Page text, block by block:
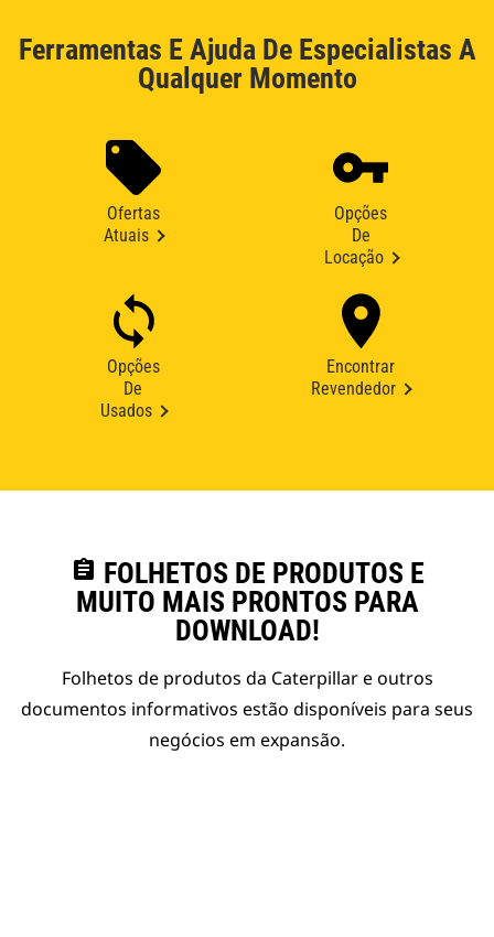
Ferramentas E Ajuda De Especialistas A
Qualquer Momento
Ofertas
Atuais
Opções
De
Locação
Opções
De
Usados
Encontrar
Revendedor
assignment FOLHETOS DE PRODUTOS E
MUITO MAIS PRONTOS PARA
DOWNLOAD!
Folhetos de produtos da Caterpillar e outros
documentos informativos estão disponíveis para seus
negócios em expansão.